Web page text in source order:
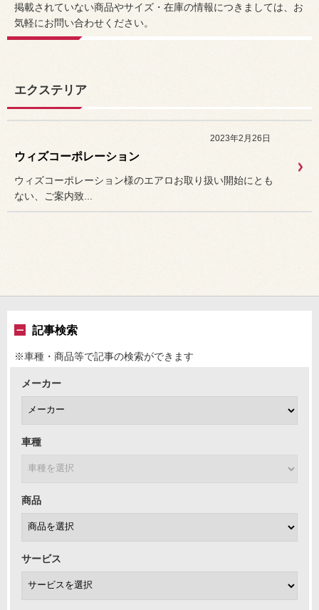
掲載されていない商品やサイズ・在庫の情報につきましては、お
気軽にお問い合わせください。
エクステリア
2023年2月26日
ウィズコーポレーション
ウィズコーポレーション様のエアロお取り扱い開始にとも
ない、ご案内致...
記事検索
※車種・商品等で記事の検索ができます
メーカー
車種
商品
サービス